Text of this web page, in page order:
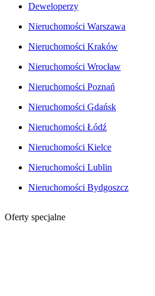
Deweloperzy
Nieruchomości Warszawa
Nieruchomości Kraków
Nieruchomości Wrocław
Nieruchomości Poznań
Nieruchomości Gdańsk
Nieruchomości Łódź
Nieruchomości Kielce
Nieruchomości Lublin
Nieruchomości Bydgoszcz
Oferty specjalne